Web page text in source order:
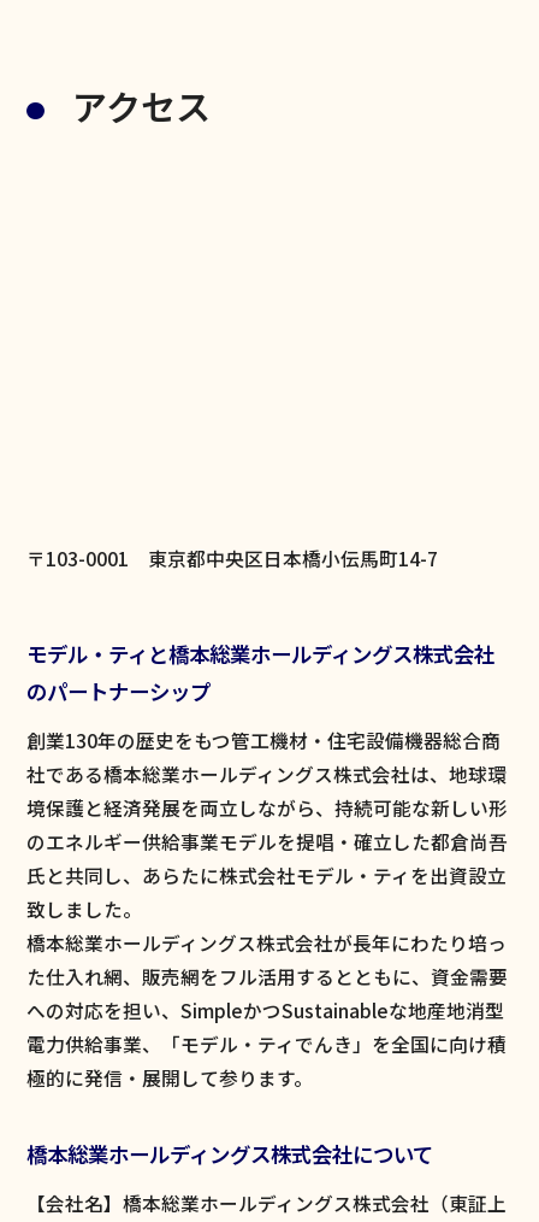
アクセス
〒103-0001 東京都中央区日本橋小伝馬町14-7
モデル・ティと橋本総業ホールディングス株式会社
のパートナーシップ
創業130年の歴史をもつ管工機材・住宅設備機器総合商
社である橋本総業ホールディングス株式会社は、地球環
境保護と経済発展を両立しながら、持続可能な新しい形
のエネルギー供給事業モデルを提唱・確立した都倉尚吾
氏と共同し、あらたに株式会社モデル・ティを出資設立
致しました。
橋本総業ホールディングス株式会社が長年にわたり培っ
た仕入れ網、販売網をフル活用するとともに、資金需要
への対応を担い、SimpleかつSustainableな地産地消型
電力供給事業、「モデル・ティでんき」を全国に向け積
極的に発信・展開して参ります。
橋本総業ホールディングス株式会社について
【会社名】橋本総業ホールディングス株式会社（東証上